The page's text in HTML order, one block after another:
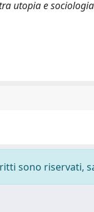
e
sono riservati,